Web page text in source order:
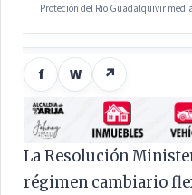
Proteción del Rio Guadalquivir
f W ↗
La Resolución
régimen cambiario